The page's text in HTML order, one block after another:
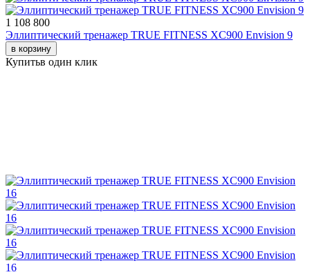
1 108 800
Эллиптический тренажер TRUE FITNESS XС900 Envision 9
в корзину
Купитьв один клик